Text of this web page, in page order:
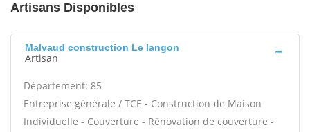
Artisans Disponibles
Malvaud construction Le langon
Artisan
Département: 85
Entreprise générale / TCE - Construction de Maison
Individuelle - Couverture - Rénovation de couverture -